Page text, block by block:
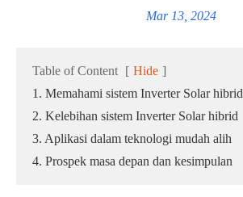
Mar 13, 2024
Table of Content [ Hide ]
1. Memahami sistem Inverter Solar hibrid
2. Kelebihan sistem Inverter Solar hibrid
3. Aplikasi dalam teknologi mudah alih
4. Prospek masa depan dan kesimpulan